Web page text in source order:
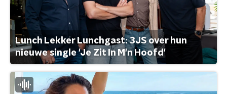
Lunch Lekker Lunchgast: 3JS over hun
nieuwe single 'Je Zit In M'n Hoofd'